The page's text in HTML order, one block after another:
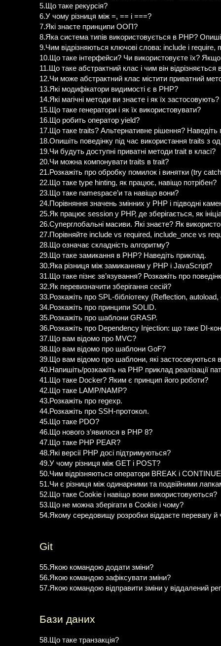
5.Що таке рекурсія?
6.У чому різниця між =, == і ===?
7.Які знаєте принципи ООП?
8.Яка система типів використовується в PHP?
9.Чим відрізняються ключові слова: include і
10.Що таке інтерфейси? Чи використовуєте їх?
11.Що таке абстрактний клас і чим він відрізняється
12.Чи може абстрактний клас містити приватний
13.Які модифікатори видимості є в РНР?
14.Які магічні методи ви знаєте і як їх застосовують?
15.Що таке генератори і як їх використовувати?
16.Що робить оператор yield?
17.Що таке traits? Альтернативне рішення? Наведіть
18.Опишіть поведінку під час використання traits з
19.Чи будуть доступні приватні методи trait в класі?
20.Чи можна компонувати traits в trait?
21.Розкажіть про обробку помилок і винятки (try
22.Що таке type hinting, як працює, навіщо потрібен?
23.Що таке namespace’и та навіщо вони?
24.Порівняння значень змінних у РНР і підводні
25.Як працює session у РНР, де зберігається, як
26.Суперглобальні масиви. Які знаєте? Як
27.Порівняйте include vs required, include_once vs
28.Що означає складність алгоритму?
29.Що таке замикання в PHP? Наведіть приклад.
30.Яка різниця між замиканням у PHP і JavaScript?
31.Що таке пізнє зв’язування? Розкажіть про
32.Як перевизначити зберігання сесій?
33.Розкажіть про SPL-бібліотеку (Reflection,
34.Розкажіть про принципи SOLID.
35.Розкажіть про шаблони GRASP.
36.Розкажіть про Dependency Injection: що таке DI-
37.Що вам відомо про MVC?
38.Що вам відомо про шаблони GoF?
39.Що вам відомо про шаблони, які застосовуються
40.Напишіть/розкажіть на PHP приклад реалізації
41.Що таке Docker? Яким є принцип його роботи?
42.Що таке LAMP/NAMP?
43.Розкажіть про regexp.
44.Розкажіть про SSH-протокол.
45.Що таке PDO?
46.Що нового з’явилося в PHP 8?
47.Що таке PHP PEAR?
48.Які версії PHP досі підтримуються?
49.У чому різниця між GET і POST?
50.Чим відрізняються оператори BREAK і
51.Чи є різниця між одинарними та подвійними
52.Що таке Cookie і навіщо вони використовуються?
53.Що не можна зберігати в Cookie і чому?
54.Якому середовищу розробки віддаєте перевагу й
Git
55.Якою командою додати зміни?
56.Якою командою зафіксувати зміни?
57.Якою командою відправити зміни у віддалений
Бази даних
58.Що таке транзакція?